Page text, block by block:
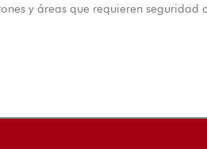
y áreas que requieren seguridad